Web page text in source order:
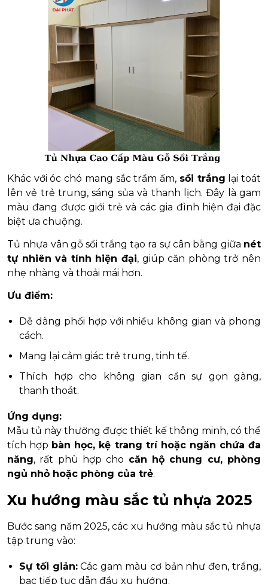
Khác với óc chó mang sắc trầm ấm, sồi trắng lại toát
lên vẻ trẻ trung, sáng sủa và thanh lịch. Đây là gam
màu đang được giới trẻ và các gia đình hiện đại đặc
biệt ưa chuộng.
Tủ nhựa vân gỗ sồi trắng tạo ra sự cân bằng giữa nét
tự nhiên và tính hiện đại, giúp căn phòng trở nên
nhẹ nhàng và thoải mái hơn.
Ưu điểm:
Dễ dàng phối hợp với nhiều không gian và phong
cách.
Mang lại cảm giác trẻ trung, tinh tế.
Thích hợp cho không gian cần sự gọn gàng,
thanh thoát.
Ứng dụng:
Mẫu tủ này thường được thiết kế thông minh, có thể
tích hợp bàn học, kệ trang trí hoặc ngăn chứa đa
năng, rất phù hợp cho căn hộ chung cư, phòng
ngủ nhỏ hoặc phòng của trẻ.
Xu hướng màu sắc tủ nhựa 2025
Bước sang năm 2025, các xu hướng màu sắc tủ nhựa
tập trung vào:
Sự tối giản:Các gam màu cơ bản như đen, trắng,
bạc tiếp tục dẫn đầu xu hướng.